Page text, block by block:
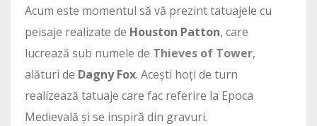
Acum este momentul să vă prezint tatuajele cu
peisaje realizate de Houston Patton, care
lucrează sub numele de Thieves of Tower,
alături de Dagny Fox. Acești hoți de turn
realizează tatuaje care fac referire la Epoca
Medievală și se inspiră din gravuri.